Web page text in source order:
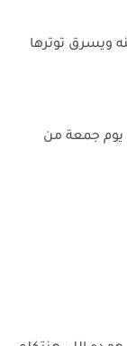
ويسرق توترها
يوم جمعة من